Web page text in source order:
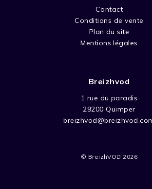
Contact
Conditions de vente
Plan du site
Mentions légales
Breizhvod
1 rue du paradis
29200 Quimper
© BreizhVOD 2026